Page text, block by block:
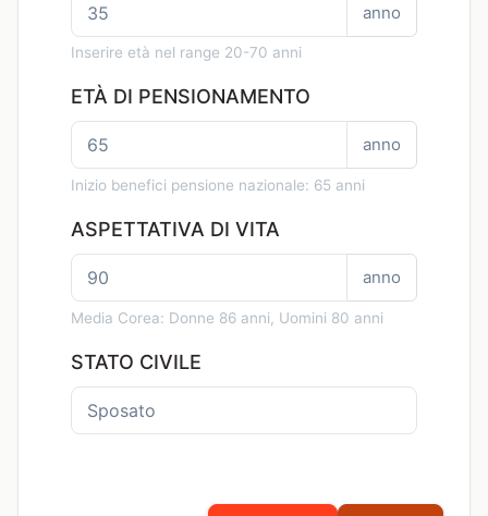
anno
Inserire età nel range 20-70 anni
ETÀ DI PENSIONAMENTO
anno
Inizio benefici pensione nazionale: 65 anni
ASPETTATIVA DI VITA
anno
Media Corea: Donne 86 anni, Uomini 80 anni
STATO CIVILE